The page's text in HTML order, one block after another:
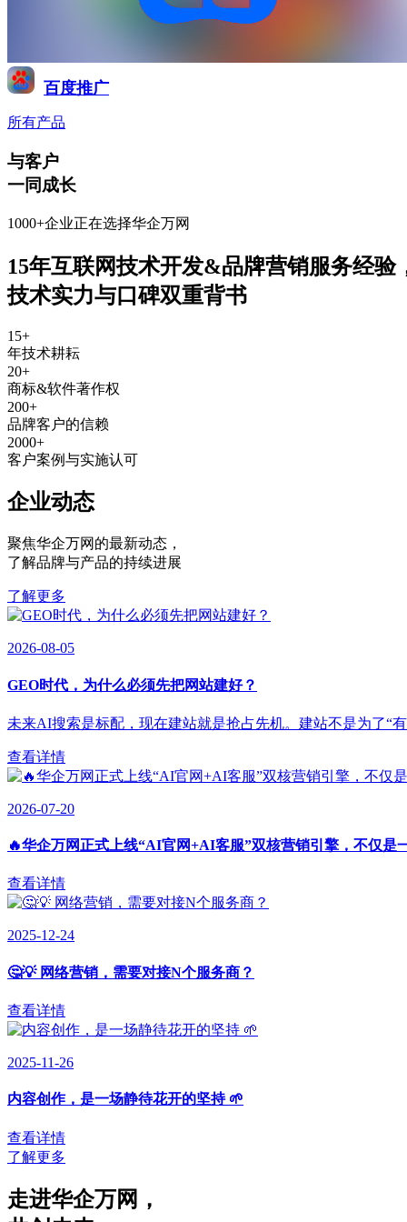
百度推广
所有产品
与客户
一同成长
1000+企业正在选择华企万网
15年互联网技术开发&品牌营销服务经验
技术实力与口碑双重背书
15+
年技术耕耘
20+
商标&软件著作权
200+
品牌客户的信赖
2000+
客户案例与实施认可
企业动态
聚焦华企万网的最新动态 ，
了解品牌与产品的持续进展
了解更多
2026-08-05
GEO时代，为什么必须先把网站建好？
未来AI搜索是标配，现在建站就是抢占先机。建站不是为了“
查看详情
2026-07-20
🔥华企万网正式上线“AI官网+AI客服”双核营销引擎，不仅是
查看详情
2025-12-24
🤔💡 网络营销，需要对接N个服务商？
查看详情
2025-11-26
内容创作，是一场静待花开的坚持 🌱
查看详情
了解更多
走进华企万网 ，